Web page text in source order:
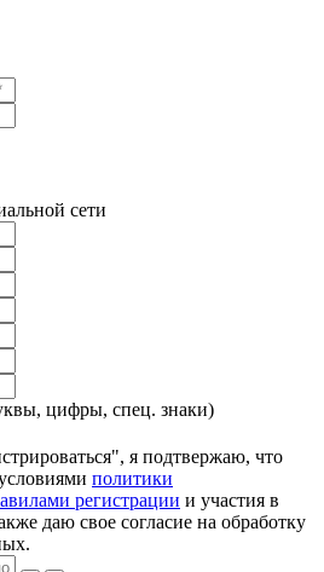
сети
цифры, спец. знаки)
я подтвержаю, что
политики
регистрации и участия в
даю свое согласие на обработку